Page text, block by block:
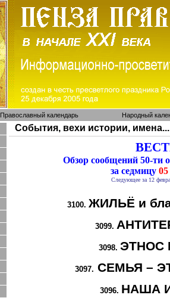
Православный календарь Народный
События, вехи истории, имена...
Обзор сообщений 50-
за седмицу
Следующее за 12
3100. ЖИЛЬЁ и
3099.
3098. ЭТНОС
3097. СЕМЬЯ –
3096. НАША